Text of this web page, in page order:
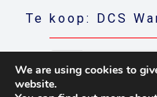
Te koop: DCS
Read more
We are using cookies to
website.